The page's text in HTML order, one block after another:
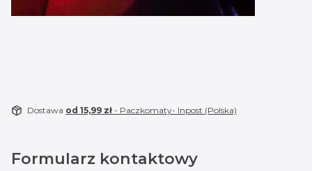
Dostawa od 15,99 zł - Paczkomaty- Inpost (Polska)
Formularz kontaktowy